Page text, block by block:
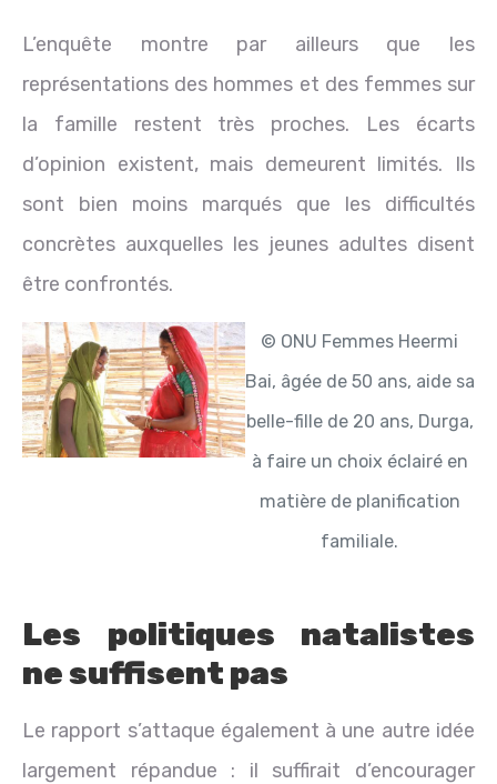
L’enquête montre par ailleurs que les
représentations des hommes et des femmes sur
la famille restent très proches. Les écarts
d’opinion existent, mais demeurent limités. Ils
sont bien moins marqués que les difficultés
concrètes auxquelles les jeunes adultes disent
être confrontés.
© ONU Femmes Heermi
Bai, âgée de 50 ans, aide sa
belle-fille de 20 ans, Durga,
à faire un choix éclairé en
matière de planification
familiale.
Les politiques natalistes
ne suffisent pas
Le rapport s’attaque également à une autre idée
largement répandue : il suffirait d’encourager